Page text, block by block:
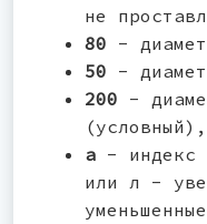
не
80 -
50 -
200 -
а - индекс
или л -